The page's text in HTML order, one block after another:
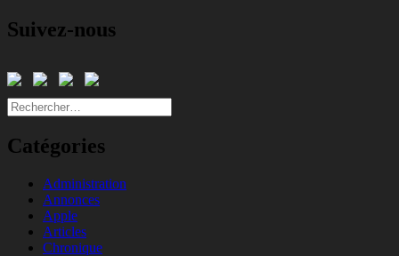
Suivez-nous
Rechercher :
Catégories
Administration
Annonces
Apple
Articles
Chronique